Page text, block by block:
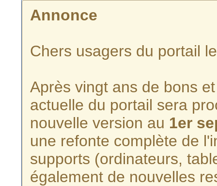
Annonce
Chers usagers du portail
Après vingt ans de bons
actuelle du portail sera
nouvelle version au 1er
une refonte complète de
supports (ordinateurs,
également de nouvelles